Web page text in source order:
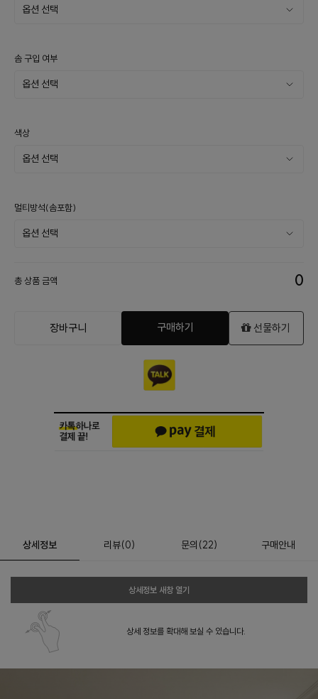
솜 구입 여부
색상
멀티방석(솜포함)
총 상품 금액 0
장바구니 구매하기 선물하기
상세정보 리뷰(0) 문의 (22) 구매안내
상세정보 새창 열기
상세 정보를 확대해 보실 수 있습니다.